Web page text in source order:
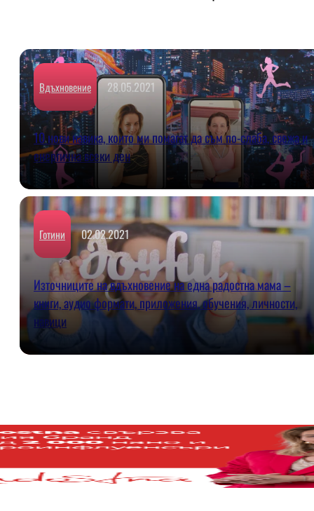
Вдъхновение 28.05.2021
10 нови навика, които ми помагат да съм по-слаба, свежа и
енергична всеки ден
Готини 02.02.2021
Източниците на вдъхновение на една радостна мама –
книги, аудио формати, приложения, обучения, личности,
навици